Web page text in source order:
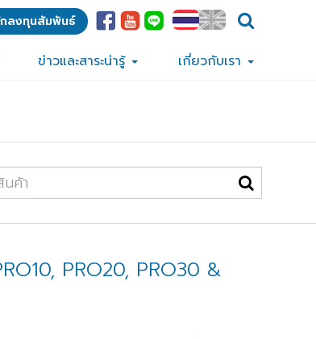
ลงทุนสัมพันธ์
ข่าวและสาระน่ารู้ เกี่ยวกับเรา
PRO20, PRO30 &